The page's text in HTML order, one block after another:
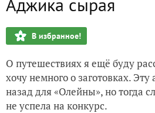
Сажать батун весной
Осень золотая с сединой
Сибирский компот
Гриб баран
В избранное!
О путешествиях я ещё буду
хочу немного о заготовках.
назад для «Олейны», но тогда
не успела на конкурс.